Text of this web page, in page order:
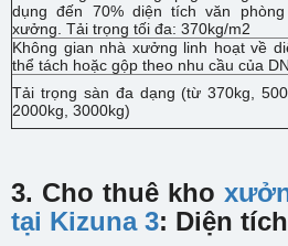
dụng đến 70% diện tích văn
xưởng. Tải trọng tối đa: 370kg/m2
Không gian nhà xưởng linh hoạt về
thể tách hoặc gộp theo nhu cầu của
Tải trọng sàn đa dạng (từ 370kg,
2000kg, 3000kg)
3. Cho thuê kho
tại Kizuna 3: Diện